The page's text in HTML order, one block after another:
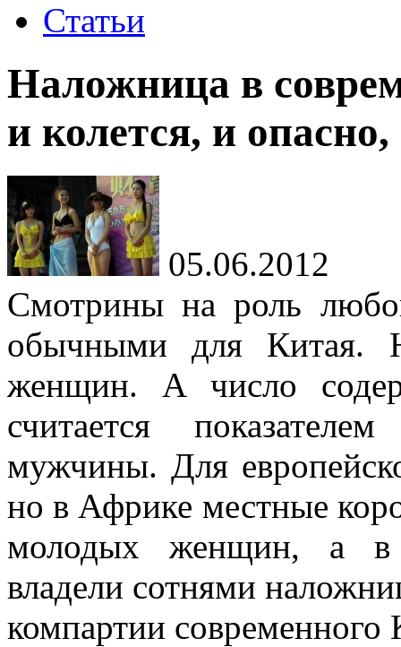
Статьи
Наложница в
и колется, и
05.06.2012
Смотрины на роль
обычными для Китая.
женщин. А число
считается
мужчины. Для
но в Африке местные
молодых женщин, а в
владели сотнями
компартии